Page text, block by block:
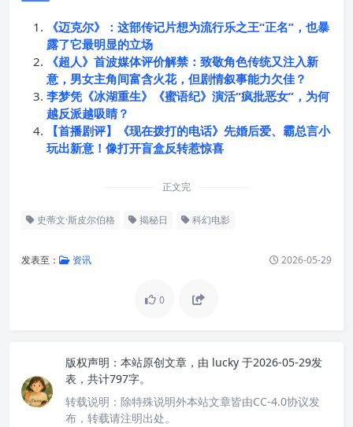
《迈克尔》：这部传记片想为流行乐之王“正名”，也暴
露了它最明显的立场
《超人》首波媒体评价解禁：致敬角色传统又注入新
意，男女主角间富含火花，但剧情叙事能力欠佳？
李梦凭《冰湖重生》《蜜语纪》演活“疯批恶女”，为何
越反派越吸睛？
【首播剧评】《现在拨打的电话》先婚后爱、霸总言小
玩出新意！像打开盲盒反转惹惊喜
正文完
史蒂文·斯皮尔伯格 揭秘日 科幻电影
发表至： 资讯 2026-05-29
0
版权声明： 本站原创文章，由 lucky 于2026-05-29发
表，共计797字。
转载说明： 除特殊说明外本站文章皆由CC-4.0协议发
布，转载请注明出处。